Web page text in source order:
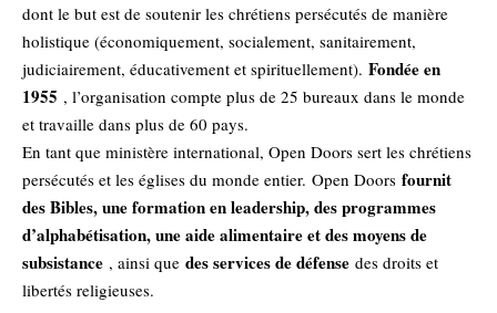
dont le but est de soutenir les chrétiens persécutés de manière
holistique (économiquement, socialement, sanitairement,
judiciairement, éducativement et spirituellement). Fondée en
1955 , l’organisation compte plus de 25 bureaux dans le monde
et travaille dans plus de 60 pays.
En tant que ministère international, Open Doors sert les chrétiens
persécutés et les églises du monde entier. Open Doors fournit
des Bibles, une formation en leadership, des programmes
d’alphabétisation, une aide alimentaire et des moyens de
subsistance , ainsi que des services de défense des droits et
libertés religieuses.